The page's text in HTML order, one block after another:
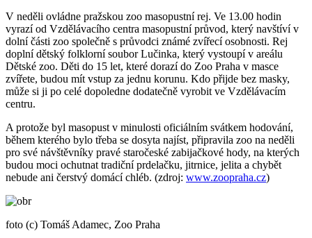
V neděli ovládne pražskou zoo masopustní rej. Ve 13.00 hodin
vyrazí od Vzdělávacího centra masopustní průvod, který navštíví v
dolní části zoo společně s průvodci známé zvířecí osobnosti. Rej
doplní dětský folklorní soubor Lučinka, který vystoupí v areálu
Dětské zoo. Děti do 15 let, které dorazí do Zoo Praha v masce
zvířete, budou mít vstup za jednu korunu. Kdo přijde bez masky,
může si ji po celé dopoledne dodatečně vyrobit ve Vzdělávacím
centru.
A protože byl masopust v minulosti oficiálním svátkem hodování,
během kterého bylo třeba se dosyta najíst, připravila zoo na neděli
pro své návštěvníky pravé staročeské zabijačkové hody, na kterých
budou moci ochutnat tradiční prdelačku, jitrnice, jelita a chybět
nebude ani čerstvý domácí chléb. (zdroj: www.zoopraha.cz)
foto (c) Tomáš Adamec, Zoo Praha